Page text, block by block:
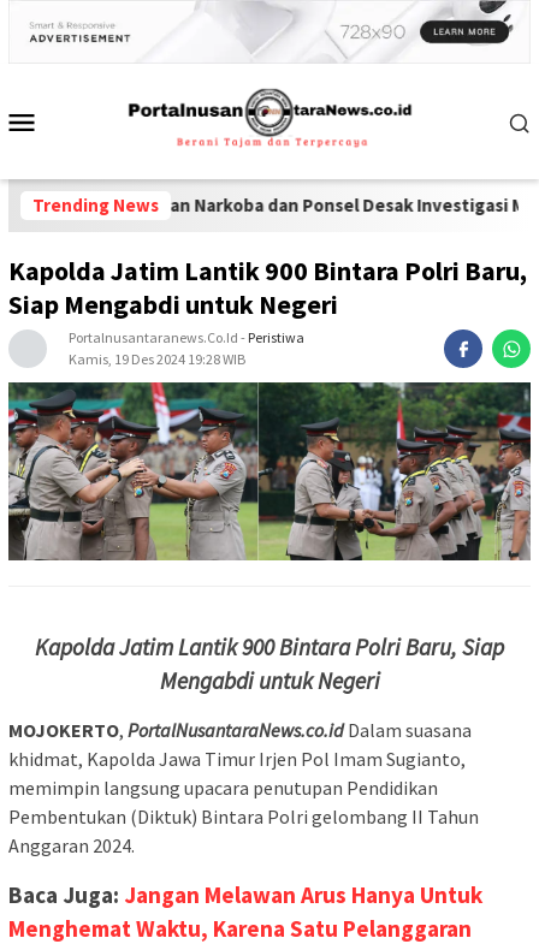
Trending News
Narkoba dan Ponsel Desak Investigasi Menyeluruh di
Kapolda Jatim Lantik 900 Bintara Polri Baru,
Siap Mengabdi untuk Negeri
Portalnusantaranews.co.id - Peristiwa
Kamis, 19 Des 2024 19:28 WIB
Kapolda Jatim Lantik 900 Bintara Polri Baru, Siap
Mengabdi untuk Negeri
MOJOKERTO, PortalNusantaraNews.co.idDalam suasana
khidmat, Kapolda Jawa Timur Irjen Pol Imam Sugianto,
memimpin langsung upacara penutupan Pendidikan
Pembentukan (Diktuk) Bintara Polri gelombang II Tahun
Anggaran 2024.
Baca Juga: Jangan Melawan Arus Hanya Untuk
Menghemat Waktu, Karena Satu Pelanggaran